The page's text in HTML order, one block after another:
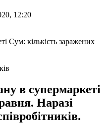
12:20
в супермаркеті
Наразі